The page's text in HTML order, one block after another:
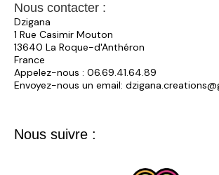
Nous contacter :
Dzigana
1 Rue Casimir Mouton
13640 La Roque-d'Anthéron
France
Appelez-nous : 06.69.41.64.89
Envoyez-nous un email:
Nous suivre :